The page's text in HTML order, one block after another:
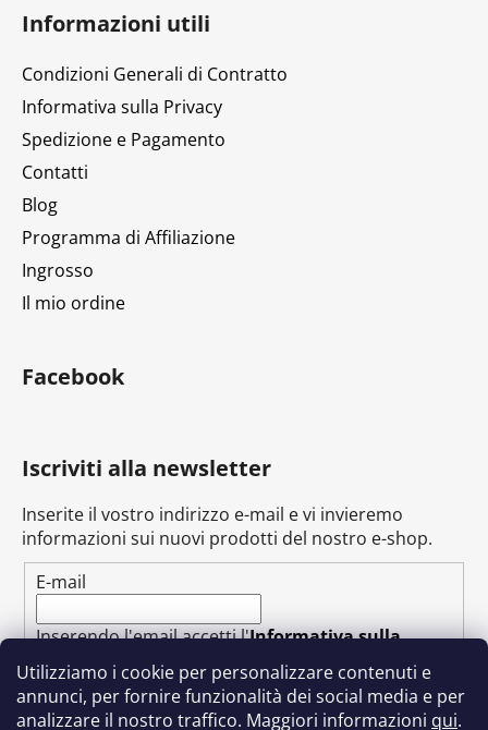
Utilizziamo i cookie per personalizzare contenuti e
annunci, per fornire funzionalità dei social media e per
analizzare il nostro traffico. Maggiori informazioni qui.
Informazioni utili
Condizioni Generali di Contratto
Informativa sulla Privacy
Spedizione e Pagamento
Contatti
Blog
Programma di Affiliazione
Ingrosso
Il mio ordine
Facebook
Iscriviti alla newsletter
Inserite il vostro indirizzo e-mail e vi invieremo
informazioni sui nuovi prodotti del nostro e-shop.
E-mail
Inserendo l'email accetti l'Informativa sulla
privacy
ABBONARSI